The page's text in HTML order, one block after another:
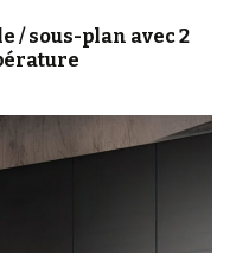
/ sous-plan avec 2